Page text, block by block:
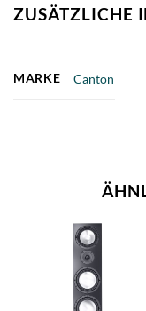
ZUSÄTZLICHE
MARKE Canton